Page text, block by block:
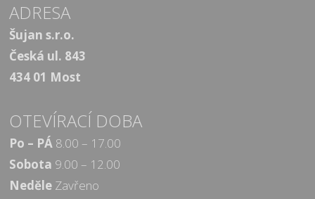
ADRESA
Šujan s.r.o.
Česká ul. 843
434 01 Most
OTEVÍRACÍ DOBA
Po – PÁ 8.00 – 17.00
Sobota 9.00 – 12.00
Neděle Zavřeno